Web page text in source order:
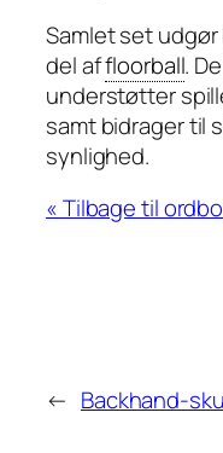
Samlet set
del affloorball.
understøtter
samt bidrager til
synlighed.
« Tilbage til
← Backhand-